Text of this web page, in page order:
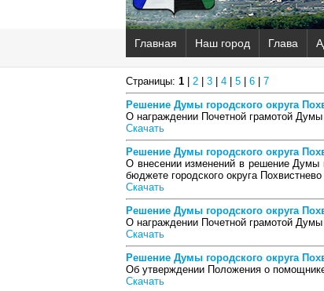
Главная Наш город Глава
Страницы: 1 2 3 4 5 6
7
Решение Думы городского округа
О награждении Почетной грамотой Думы
Скачать
Решение Думы городского округа
О внесении изменений в решение Думы
бюджете городского округа
Скачать
Решение Думы городского округа
О награждении Почетной грамотой Думы
Скачать
Решение Думы городского округа
Об утверждении Положения о
Скачать